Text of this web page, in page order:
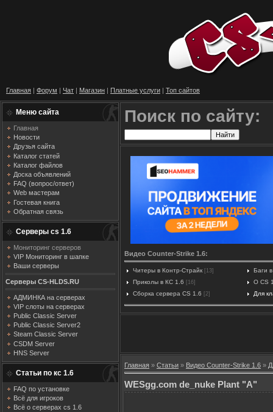
Главная | Форум | Чат | Магазин | Платные услуги | Топ сайтов
Меню сайта
Главная
Новости
Друзья сайта
Каталог статей
Каталог файлов
Доска объявлений
FAQ (вопрос/ответ)
Web мастерам
Гостевая книга
Обратная связь
Серверы cs 1.6
Мониторинг серверов
VIP Мониторинг в шапке
Ваши серверы
Серверы CS-HLDS.RU
АДМИНКА на серверах
VIP слоты на серверах
Public Classic Server
Public Classic Server2
Steam Classic Server
CSDM Server
HNS Server
Статьи по кс 1.6
FAQ по установке
Всё для игроков
Всё о серверах cs 1.6
Поиск по сайту:
Видео Counter-Strike 1.6:
Читеры в Контр-Страйк [13]
Баги
Приколы в КС 1.6
[16]
О CS
Сборка сервера CS 1.6
[2] Для
Главная » Статьи » Видео Counter-Strike 1.6 »
WESgg.com de_nuke Plant "A"